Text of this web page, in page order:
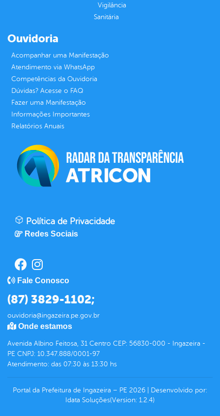
Vigilância
Sanitária
Ouvidoria
Acompanhar uma Manifestação
Atendimento via WhatsApp
Competências da Ouvidoria
Dúvidas? Acesse o FAQ
Fazer uma Manifestação
Informações Importantes
Relatórios Anuais
Política de Privacidade
Redes Sociais
Fale Conosco
(87) 3829-1102;
ouvidoria@ingazeira.pe.gov.br
Onde estamos
Avenida Albino Feitosa, 31 Centro CEP: 56830-000 - Ingazeira -
PE CNPJ: 10.347.888/0001-97
Atendimento: das 07:30 às 13:30 hs
Portal da Prefeitura de Ingazeira – PE 2026
Desenvolvido por:
Idata Soluções(Version: 1.2.4)